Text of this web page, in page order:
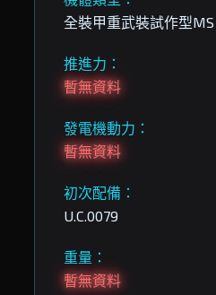
全裝甲重武裝試作型MS
推進力：
暫無資料
發電機動力：
暫無資料
初次配備：
U.C.0079
重量：
暫無資料